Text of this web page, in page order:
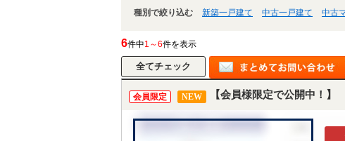
種別で絞り込む 新築一戸建て 中古一戸建て 中古
6件中1～6件を表示
会員限定 NEW 【会員様限定で公開中！】